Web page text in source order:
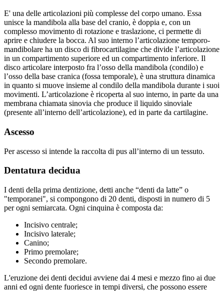
E' una delle articolazioni più complesse del corpo umano. Essa
unisce la mandibola alla base del cranio, è doppia e, con un
complesso movimento di rotazione e traslazione, ci permette di
aprire e chiudere la bocca. Al suo interno l’articolazione temporo-
mandibolare ha un disco di fibrocartilagine che divide l’articolazione
in un compartimento superiore ed un compartimento inferiore. Il
disco articolare interposto fra l’osso della mandibola (condilo) e
l’osso della base cranica (fossa temporale), è una struttura dinamica
in quanto si muove insieme al condilo della mandibola durante i suoi
movimenti. L’articolazione è ricoperta al suo interno, in parte da una
membrana chiamata sinovia che produce il liquido sinoviale
(presente all’interno dell’articolazione), ed in parte da cartilagine.
Ascesso
Per ascesso si intende la raccolta di pus all’interno di un tessuto.
Dentatura decidua
I denti della prima dentizione, detti anche “denti da latte” o
"temporanei", si compongono di 20 denti, disposti in numero di 5
per ogni semiarcata. Ogni cinquina è composta da:
Incisivo centrale;
Incisivo laterale;
Canino;
Primo premolare;
Secondo premolare.
L'eruzione dei denti decidui avviene dai 4 mesi e mezzo fino ai due
anni ed ogni dente fuoriesce in tempi diversi, che possono essere